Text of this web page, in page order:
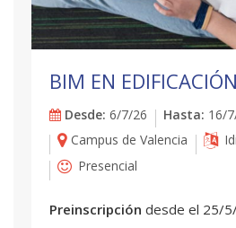
BIM EN
Desde: 6/7/26 Hasta: 16/
Campus de Valencia
Presencial
Preinscripción desde el 25/